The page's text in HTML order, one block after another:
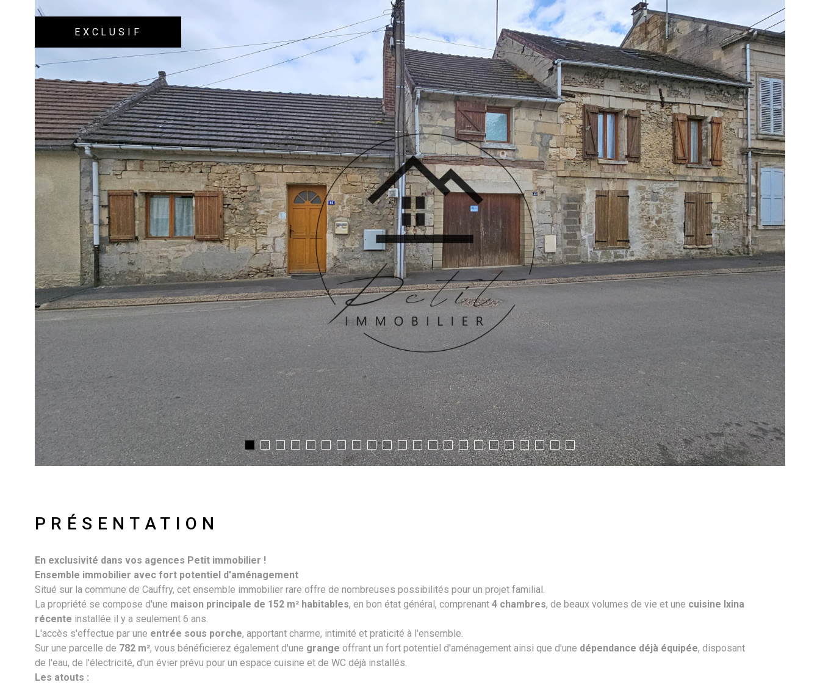
EXCLUSIF
PRÉSENTATION
En exclusivité dans vos agences Petit immobilier !
Ensemble immobilier avec fort potentiel d'aménagement
Situé sur la commune de Cauffry, cet ensemble immobilier rare offre de nombreuses possibilités pour un projet familial.
La propriété se compose d'une maison principale de 152 m² habitables, en bon état général, comprenant 4 chambres, de beaux volumes de vie et une cuisine Ixina
récente installée il y a seulement 6 ans.
L'accès s'effectue par une entrée sous porche, apportant charme, intimité et praticité à l'ensemble.
Sur une parcelle de 782 m², vous bénéficierez également d'une grange offrant un fort potentiel d'aménagement ainsi que d'une dépendance déjà équipée, disposant
de l'eau, de l'électricité, d'un évier prévu pour un espace cuisine et de WC déjà installés.
Les atouts :